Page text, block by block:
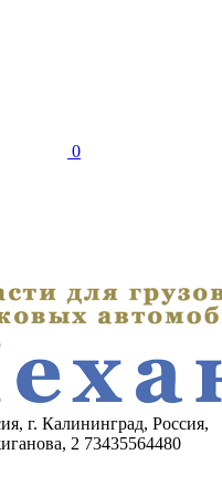
0
г. Калининград, Россия,
2 73435564480